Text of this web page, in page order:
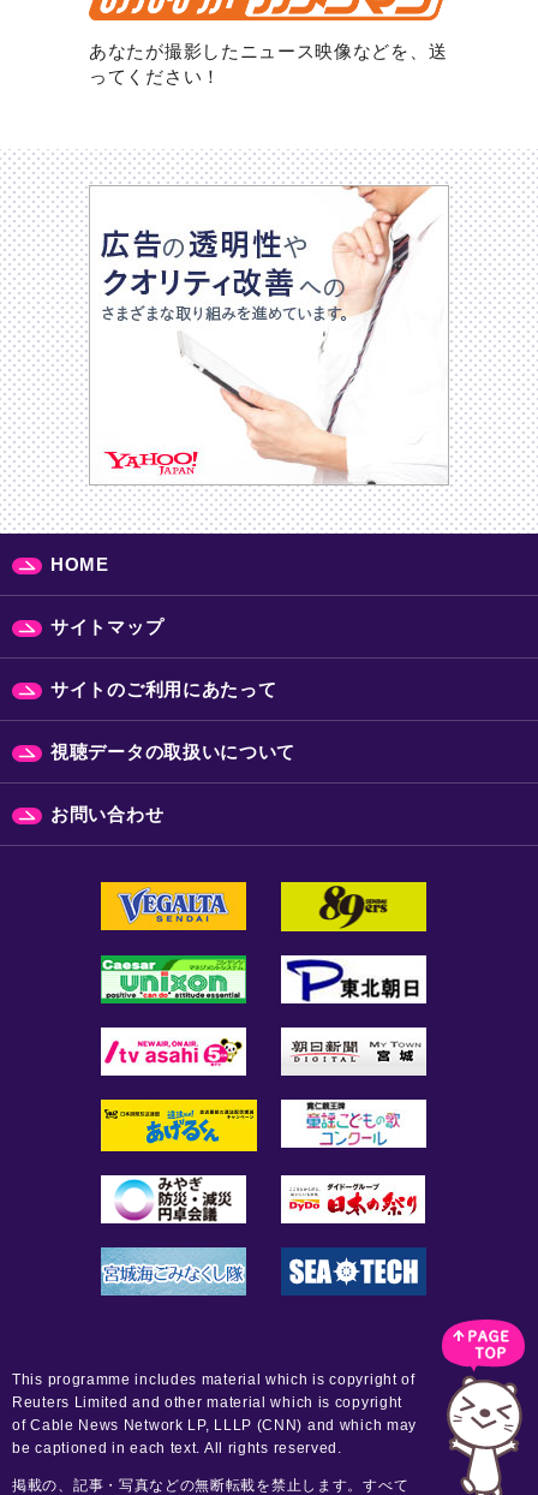
あなたが撮影したニュース映像などを、送
ってください！
HOME
サイトマップ
サイトのご利用にあたって
視聴データの取扱いについて
お問い合わせ
This programme includes material which is copyright of
Reuters Limited and other material which is copyright
of Cable News Network LP, LLLP (CNN) and which may
be captioned in each text. All rights reserved.
掲載の、記事・写真などの無断転載を禁止します。すべて